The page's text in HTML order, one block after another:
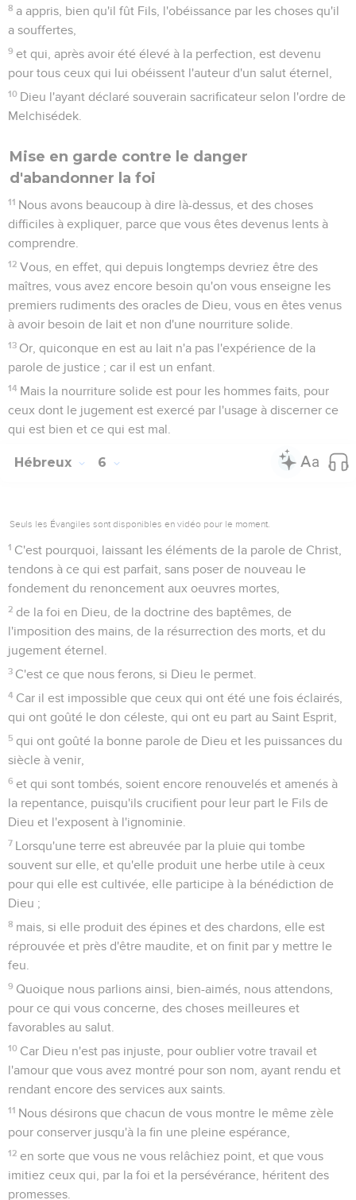
8 a appris, bien qu'il fût Fils, l'obéissance par les choses qu'il
a souffertes,
9 et qui, après avoir été élevé à la perfection, est devenu
pour tous ceux qui lui obéissent l'auteur d'un salut éternel,
10 Dieu l'ayant déclaré souverain sacrificateur selon l'ordre de
Melchisédek.
Mise en garde contre le danger
d'abandonner la foi
11 Nous avons beaucoup à dire là-dessus, et des choses
difficiles à expliquer, parce que vous êtes devenus lents à
comprendre.
12 Vous, en effet, qui depuis longtemps devriez être des
maîtres, vous avez encore besoin qu'on vous enseigne les
premiers rudiments des oracles de Dieu, vous en êtes venus
à avoir besoin de lait et non d'une nourriture solide.
13 Or, quiconque en est au lait n'a pas l'expérience de la
parole de justice ; car il est un enfant.
14 Mais la nourriture solide est pour les hommes faits, pour
ceux dont le jugement est exercé par l'usage à discerner ce
qui est bien et ce qui est mal.
Hébreux 6
Seuls les Évangiles sont disponibles en vidéo pour le moment.
1 C'est pourquoi, laissant les éléments de la parole de Christ,
tendons à ce qui est parfait, sans poser de nouveau le
fondement du renoncement aux oeuvres mortes,
2 de la foi en Dieu, de la doctrine des baptêmes, de
l'imposition des mains, de la résurrection des morts, et du
jugement éternel.
3 C'est ce que nous ferons, si Dieu le permet.
4 Car il est impossible que ceux qui ont été une fois éclairés,
qui ont goûté le don céleste, qui ont eu part au Saint Esprit,
5 qui ont goûté la bonne parole de Dieu et les puissances du
siècle à venir,
6 et qui sont tombés, soient encore renouvelés et amenés à
la repentance, puisqu'ils crucifient pour leur part le Fils de
Dieu et l'exposent à l'ignominie.
7 Lorsqu'une terre est abreuvée par la pluie qui tombe
souvent sur elle, et qu'elle produit une herbe utile à ceux
pour qui elle est cultivée, elle participe à la bénédiction de
Dieu ;
8 mais, si elle produit des épines et des chardons, elle est
réprouvée et près d'être maudite, et on finit par y mettre le
feu.
9 Quoique nous parlions ainsi, bien-aimés, nous attendons,
pour ce qui vous concerne, des choses meilleures et
favorables au salut.
10 Car Dieu n'est pas injuste, pour oublier votre travail et
l'amour que vous avez montré pour son nom, ayant rendu et
rendant encore des services aux saints.
11 Nous désirons que chacun de vous montre le même zèle
pour conserver jusqu'à la fin une pleine espérance,
12 en sorte que vous ne vous relâchiez point, et que vous
imitiez ceux qui, par la foi et la persévérance, héritent des
promesses.